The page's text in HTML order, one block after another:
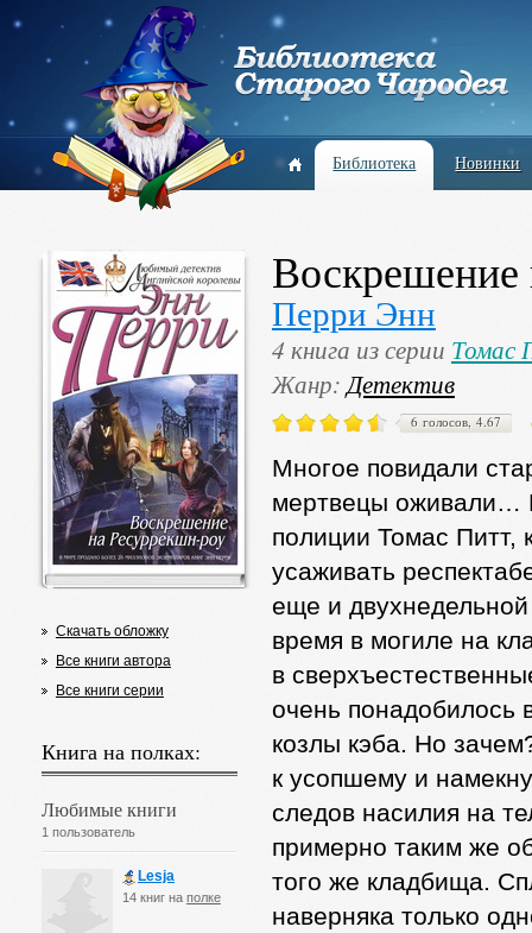
Библиотека Новинки
Скачать обложку
Все книги автора
Все книги серии
Книга на полках:
Любимые книги
1 пользователь
Lesja
14 книг на полке
Воскрешение
Перри Энн
4 книга из серии Томас
Жанр:Детектив
6 голосов, 4.67
Многое повидали
мертвецы оживали…
полиции Томас Питт,
усаживать
еще и
время в могиле на
в
очень понадобилось
козлы кэба. Но
к усопшему и
следов насилия на
примерно таким же
того же кладбища.
наверняка только